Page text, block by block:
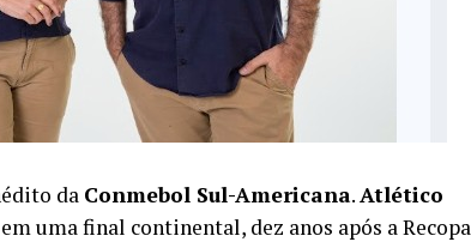
da Conmebol Sul-Americana.Atlético
uma final continental, dez anos após a